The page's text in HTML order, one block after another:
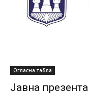
Огласна табла
Јавна